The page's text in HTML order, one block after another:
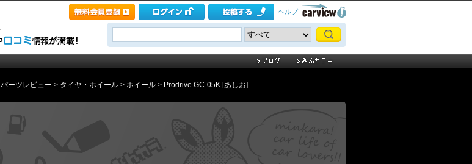
ヘルプ
パーツレビュー > タイヤ・ホイール > ホイール > Prodrive GC-05K [あしお]